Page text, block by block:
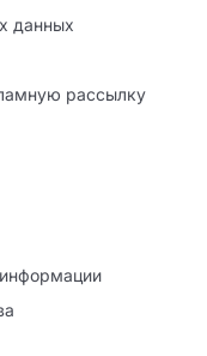
данных
рассылку